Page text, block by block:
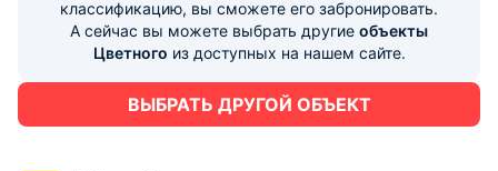
классификацию, вы сможете его забронировать.
А сейчас вы можете выбрать другие объекты
Цветного из доступных на нашем сайте.
ВЫБРАТЬ ДРУГОЙ ОБЪЕКТ